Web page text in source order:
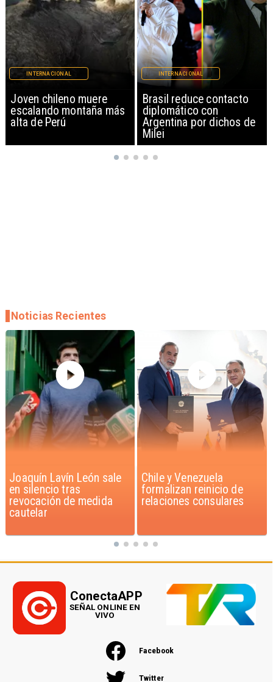
Brasil reduce contacto
diplomático con
Argentina por dichos de
INTERNACIONAL
China restringe
exportación de drones a
EEUU y sanciona
empresas
INTERNACIONAL
Chile y Venezuela
formalizan reinicio de
relaciones consulares
Feriantes rechazan
dichos de Camila Flores
sobre Fabiola Campillai
Noticias Recientes
Facebook
Twitter
ConectaAPP
SEÑAL ONLINE EN
VIVO